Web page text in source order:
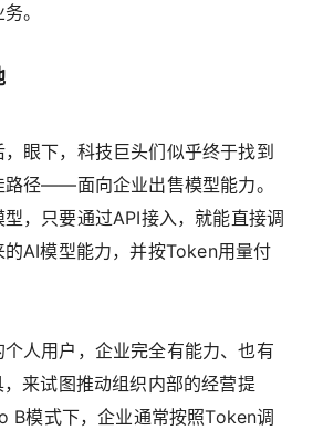
。
眼下，科技巨头们似乎终于找到
路径——面向企业出售模型能力。
，只要通过API接入，就能直接调
AI模型能力，并按Token用量付
人用户，企业完全有能力、也有
来试图推动组织内部的经营提
B模式下，企业通常按照Token调